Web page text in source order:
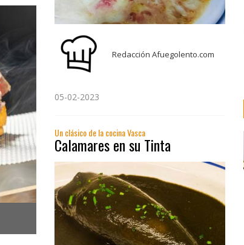
Redacción Afuegolento.com
05-02-2023
Un clásico de la cocina Vasca
Calamares en su Tinta